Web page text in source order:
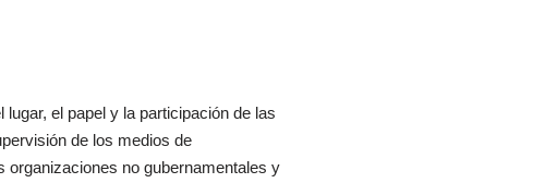
el papel y la participación de las
de los medios de
organizaciones no gubernamentales y